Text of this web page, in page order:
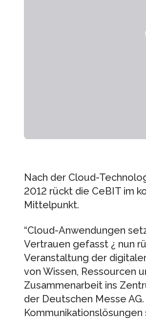
Nach der Cloud-
2012 rückt die CeBIT im
Mittelpunkt.
“Cloud-Anwendungen
Vertrauen gefasst ¿ nun
Veranstaltung der
von Wissen, Ressourcen
Zusammenarbeit ins
der Deutschen Messe